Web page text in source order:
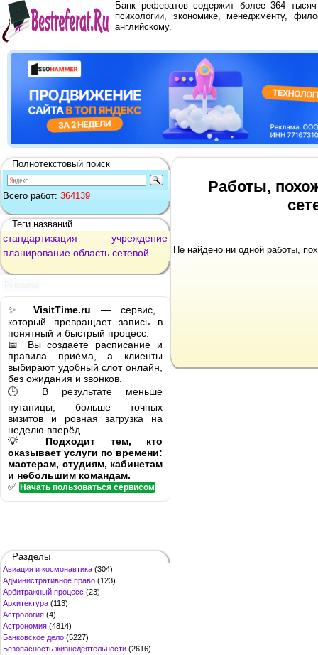
Банк рефератов содержит более 364
психологии, экономике, менеджменту,
английскому.
Полнотекстовый поиск
Всего работ: 364139
Теги названий
стандартизация
учреждение
планирование область сетевой
✨ VisitTime.ru — сервис,
который превращает запись в
понятный и быстрый процесс.
📅 Вы создаёте расписание и
правила приёма, а клиенты
выбирают удобный слот онлайн,
без ожидания и звонков.
🕒 В результате меньше
путаницы, больше точных
визитов и ровная загрузка на
неделю вперёд.
💡 Подходит тем, кто
оказывает услуги по времени:
мастерам, студиям, кабинетам
и небольшим командам.
✅ Начать пользоваться сервисом
Разделы
Авиация и космонавтика (304)
Административное право (123)
Арбитражный процесс (23)
Архитектура (113)
Астрология (4)
Астрономия (4814)
Банковское дело (5227)
Безопасность жизнедеятельности (2616)
Работы,
Не найдено ни одной работы,